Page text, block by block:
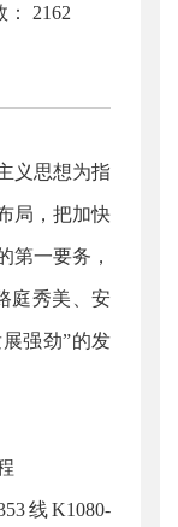
： 2162
义思想为指
局，把加快
第一要务，
庭秀美、安
强劲”的发
线K1080-